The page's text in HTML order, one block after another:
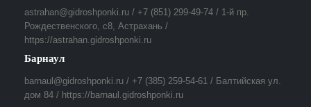
astrahan@gidroshponki.ru / +7 (851) 299-49-74 / 1-й пр.
Рождественского, с8, Астрахань /
https://astrahan.gidroshponki.ru
Барнаул
barnaul@gidroshponki.ru / +7 (385) 259-54-61 / Балтийская ул.
дом 84 / https://barnaul.gidroshponki.ru